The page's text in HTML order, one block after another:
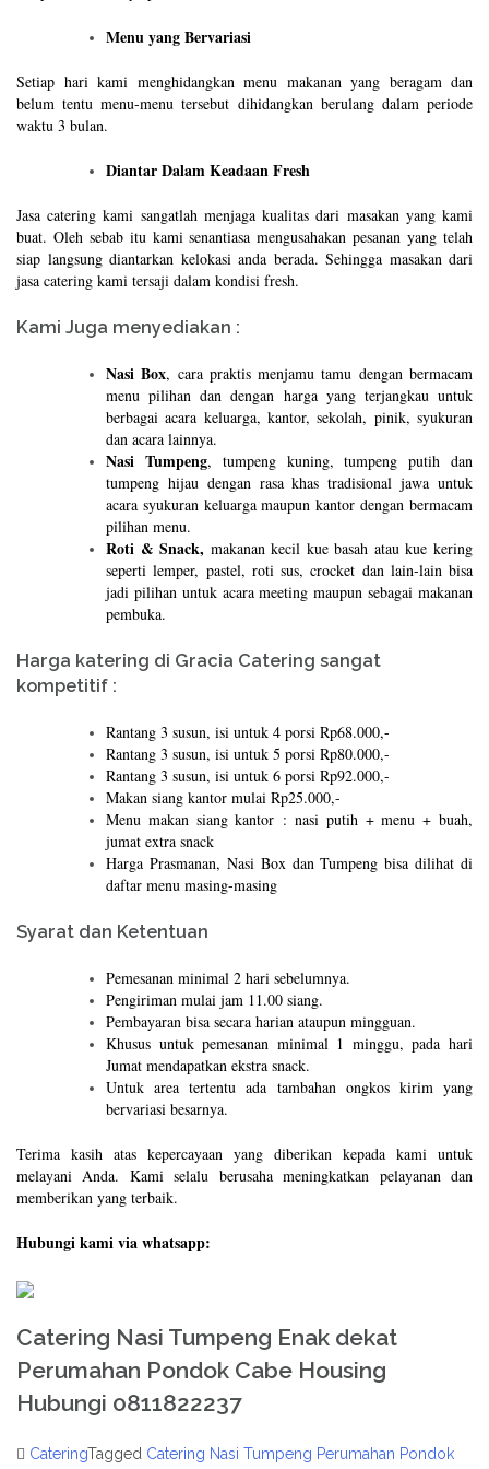
Menu yang Bervariasi
Setiap hari kami menghidangkan menu makanan yang beragam dan
belum tentu menu-menu tersebut dihidangkan berulang dalam periode
waktu 3 bulan.
Diantar Dalam Keadaan Fresh
Jasa catering kami sangatlah menjaga kualitas dari masakan yang kami
buat. Oleh sebab itu kami senantiasa mengusahakan pesanan yang telah
siap langsung diantarkan kelokasi anda berada. Sehingga masakan dari
jasa catering kami tersaji dalam kondisi fresh.
Kami Juga menyediakan :
Nasi Box, cara praktis menjamu tamu dengan bermacam
menu pilihan dan dengan harga yang terjangkau untuk
berbagai acara keluarga, kantor, sekolah, pinik, syukuran
dan acara lainnya.
Nasi Tumpeng, tumpeng kuning, tumpeng putih dan
tumpeng hijau dengan rasa khas tradisional jawa untuk
acara syukuran keluarga maupun kantor dengan bermacam
pilihan menu.
Roti & Snack, makanan kecil kue basah atau kue kering
seperti lemper, pastel, roti sus, crocket dan lain-lain bisa
jadi pilihan untuk acara meeting maupun sebagai makanan
pembuka.
Harga katering di Gracia Catering sangat
kompetitif :
Rantang 3 susun, isi untuk 4 porsi Rp68.000,-
Rantang 3 susun, isi untuk 5 porsi Rp80.000,-
Rantang 3 susun, isi untuk 6 porsi Rp92.000,-
Makan siang kantor mulai Rp25.000,-
Menu makan siang kantor : nasi putih + menu + buah,
jumat extra snack
Harga Prasmanan, Nasi Box dan Tumpeng bisa dilihat di
daftar menu masing-masing
Syarat dan Ketentuan
Pemesanan minimal 2 hari sebelumnya.
Pengiriman mulai jam 11.00 siang.
Pembayaran bisa secara harian ataupun mingguan.
Khusus untuk pemesanan minimal 1 minggu, pada hari
Jumat mendapatkan ekstra snack.
Untuk area tertentu ada tambahan ongkos kirim yang
bervariasi besarnya.
Terima kasih atas kepercayaan yang diberikan kepada kami untuk
melayani Anda. Kami selalu berusaha meningkatkan pelayanan dan
memberikan yang terbaik.
Hubungi kami via whatsapp:
Catering Nasi Tumpeng Enak dekat
Perumahan Pondok Cabe Housing
Hubungi 0811822237
CateringTagged Catering Nasi Tumpeng Perumahan Pondok